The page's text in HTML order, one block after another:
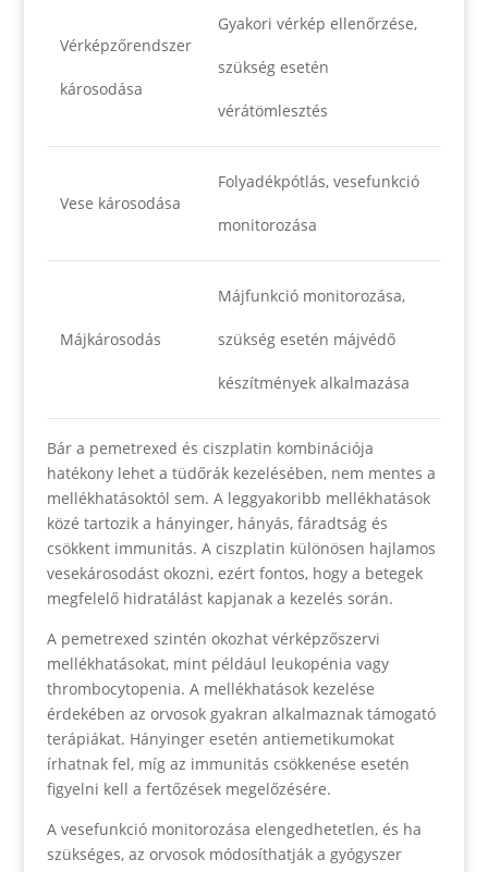
Vérképzőrendszer
károsodása
Gyakori vérkép ellenőrzése,
szükség esetén
vérátömlesztés
Vese károsodása
Folyadékpótlás, vesefunkció
monitorozása
Májkárosodás
Májfunkció monitorozása,
szükség esetén májvédő
készítmények alkalmazása
Bár a pemetrexed és ciszplatin kombinációja
hatékony lehet a tüdőrák kezelésében, nem mentes a
mellékhatásoktól sem. A leggyakoribb mellékhatások
közé tartozik a hányinger, hányás, fáradtság és
csökkent immunitás. A ciszplatin különösen hajlamos
vesekárosodást okozni, ezért fontos, hogy a betegek
megfelelő hidratálást kapjanak a kezelés során.
A pemetrexed szintén okozhat vérképzőszervi
mellékhatásokat, mint például leukopénia vagy
thrombocytopenia. A mellékhatások kezelése
érdekében az orvosok gyakran alkalmaznak támogató
terápiákat. Hányinger esetén antiemetikumokat
írhatnak fel, míg az immunitás csökkenése esetén
figyelni kell a fertőzések megelőzésére.
A vesefunkció monitorozása elengedhetetlen, és ha
szükséges, az orvosok módosíthatják a gyógyszer